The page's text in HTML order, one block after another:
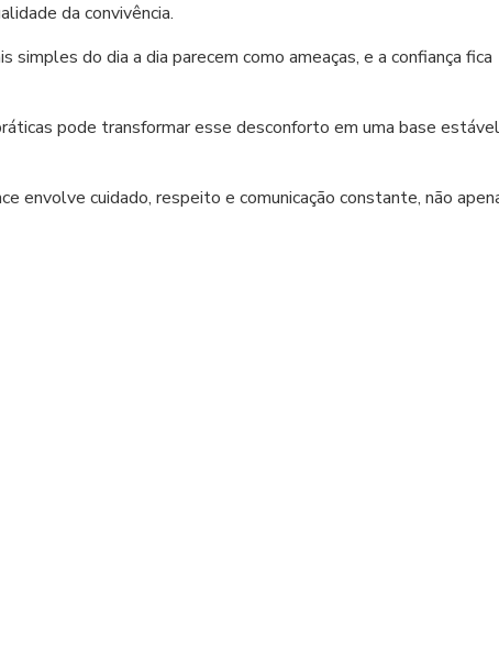
da convivência.
do dia a dia parecem como ameaças, e a confiança fica
pode transformar esse desconforto em uma base
envolve cuidado, respeito e comunicação constante, não